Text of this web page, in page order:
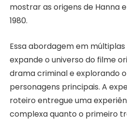
mostrar as origens de Hanna
1980.
Essa abordagem em
expande o universo do filme
drama criminal e explorando
personagens principais. A
roteiro entregue uma
complexa quanto o primeiro